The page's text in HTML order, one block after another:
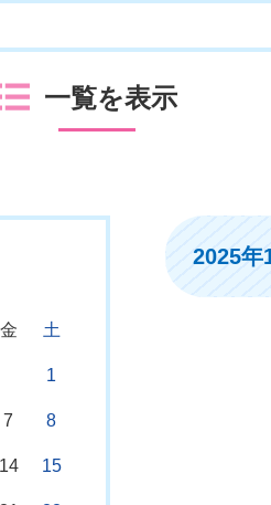
一覧を表示
金 土
1
7 8
14 15
2025年